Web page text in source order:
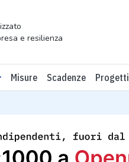
e resilienza
Misure Scadenze Progetti